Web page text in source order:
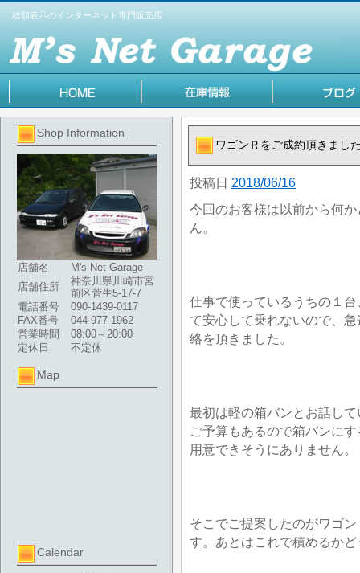
総額表示のインターネット専門販売店
Shop Information
店舗名
M's Net Garage
店舗住所
神奈川県川崎市宮
前区菅生5-17-7
電話番号
090-1439-0117
FAX番号
044-977-1962
営業時間
08:00～20:00
定休日
不定休
Map
Calendar
ワゴンＲをご成約頂きまし
投稿日 2018/06/16
今回のお客様は以前から何
ん。
仕事で使っているうちの１
て安心して乗れないので、
絡を頂きました。
最初は軽の箱バンとお話し
ご予算もあるので箱バンに
用意できそうにありません。
そこでご提案したのがワゴ
す。あとはこれで積めるかど